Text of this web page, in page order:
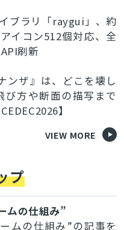
ブラリ「raygui」、約
イコン512個対応、全
刷新
ンザ』は、どこを壊し
び方や断面の描写まで
】
VIEW MORE
プ
ムの仕組み”
ムの仕組み”の記事を